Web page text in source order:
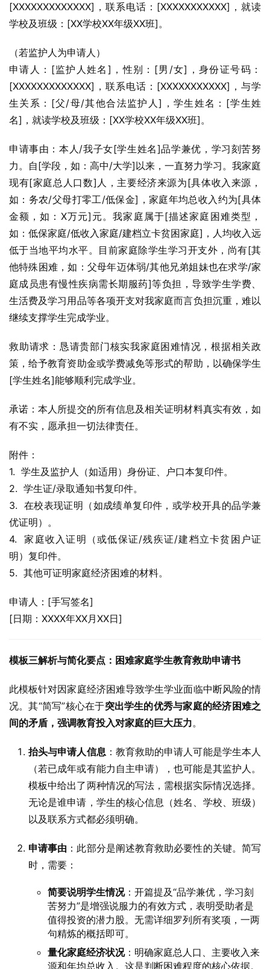
[XXXXXXXXXXXXX]，联系电话：[XXXXXXXXXXX]，就读
学校及班级：[XX学校XX年级XX班]。
（若监护人为申请人）
申请人：[监护人姓名]，性别：[男/女]，身份证号码：
[XXXXXXXXXXXXX]，联系电话：[XXXXXXXXXXX]，与学
生关系：[父/母/其他合法监护人]，学生姓名：[学生姓
名]，就读学校及班级：[XX学校XX年级XX班]。
申请事由：本人/我子女[学生姓名]品学兼优，学习刻苦努
力。自[学段，如：高中/大学]以来，一直努力学习。我家庭
现有[家庭总人口数]人，主要经济来源为[具体收入来源，
如：务农/父母打零工/低保金]，家庭年均总收入约为[具体
金额，如：X万元]元。我家庭属于[描述家庭困难类型，
如：低保家庭/低收入家庭/建档立卡贫困家庭]，人均收入远
低于当地平均水平。目前家庭除学生学习开支外，尚有[其
他特殊困难，如：父母年迈体弱/其他兄弟姐妹也在求学/家
庭成员患有慢性疾病需长期服药]等负担，导致学生学费、
生活费及学习用品等各项开支对我家庭而言负担沉重，难以
继续支撑学生完成学业。
救助请求：恳请贵部门核实我家庭困难情况，根据相关政
策，给予教育资助金或学费减免等形式的帮助，以确保学生
[学生姓名]能够顺利完成学业。
承诺：本人所提交的所有信息及相关证明材料真实有效，如
有不实，愿承担一切法律责任。
附件：
1.  学生及监护人（如适用）身份证、户口本复印件。
2.  学生证/录取通知书复印件。
3.  在校表现证明（如成绩单复印件，或学校开具的品学兼
优证明）。
4.  家庭收入证明（或低保证/残疾证/建档立卡贫困户证
明）复印件。
5.  其他可证明家庭经济困难的材料。
申请人：[手写签名]
[日期：XXXX年XX月XX日]
模板三解析与简化要点：困难家庭学生教育救助申请书
此模板针对因家庭经济困难导致学生学业面临中断风险的情
况。其“简写”核心在于突出学生的优秀与家庭的经济困难之
间的矛盾，强调教育投入对家庭的巨大压力。
抬头与申请人信息：教育救助的申请人可能是学生本人
（若已成年或有能力自主申请），也可能是其监护人。
模板中给出了两种情况的写法，需根据实际情况选择。
无论是谁申请，学生的核心信息（姓名、学校、班级）
以及联系方式都必须明确。
申请事由 ：此部分是阐述教育救助必要性的关键。简写
时，需要：
简要说明学生情况：开篇提及“品学兼优，学习刻
苦努力”是增强说服力的有效方式，表明受助者是
值得投资的潜力股。无需详细罗列所有奖项，一两
句精炼的概括即可。
量化家庭经济状况：明确家庭总人口、主要收入来
源和年均总收入。这是判断困难程度的核心依据。